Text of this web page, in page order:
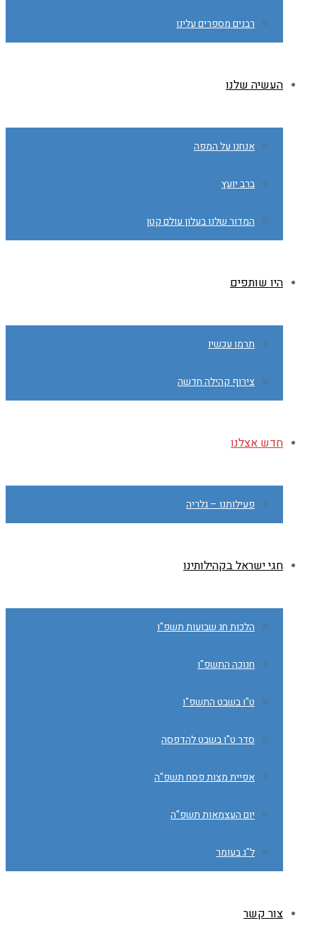
רבנים מספרים עלינו
העשיה שלנו
אנחנו על המפה
ברב יועץ
המדור שלנו בעלון עולם קטן
היו שותפים
תרמו עכשיו
צירוף קהילה חדשה
חדש אצלנו
פעילותנו – גלריה
חגי ישראל בקהילותינו
הלכות חג שבועות תשפ"ו
חנוכה התשפ"ו
ט"ו בשבט התשפ"ו
סדר ט"ו בשבט להדפסה
אפיית מצות פסח תשפ"ה
יום העצמאות תשפ"ה
ל"ג בעומר
צור קשר